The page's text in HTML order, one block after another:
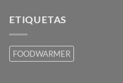
ETIQUETAS
FOODWARMER